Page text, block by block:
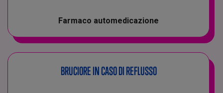
Farmaco automedicazione
BRUCIORE IN CASO DI REFLUSSO